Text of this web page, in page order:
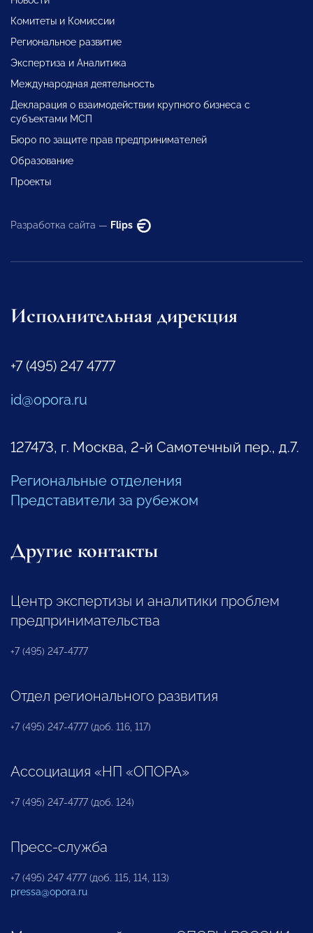
Комитеты и Комиссии
Региональное развитие
Экспертиза и Аналитика
Международная деятельность
Декларация о взаимодействии крупного бизнеса с
субъектами МСП
Бюро по защите прав предпринимателей
Образование
Проекты
Разработка сайта — Flips
Исполнительная дирекция
+7 (495) 247 4777
id@opora.ru
127473, г. Москва, 2-й Самотечный пер., д.7.
Региональные отделения
Представители за рубежом
Другие контакты
Центр экспертизы и аналитики проблем
предпринимательства
+7 (495) 247-4777
Отдел регионального развития
+7 (495) 247-4777 (доб. 116, 117)
Ассоциация «НП «ОПОРА»
+7 (495) 247-4777 (доб. 124)
Пресс-служба
+7 (495) 247 4777 (доб. 115, 114, 113)
pressa@opora.ru